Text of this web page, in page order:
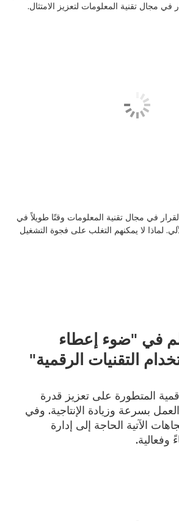
مجال تقنية المعلومات لتعزيز الامتثال.
في مجال تقنية المعلومات وقتًا طويلاً في
لماذا لا يمكنهم التغلب على فجوة التشغيل
في "ضوء إعطاء
التقنيات الرقمية"
المتطورة على تعزيز قدرة
بسرعة وزيادة الإنتاجية. وفي
الآتية الحاجة إلى إدارة
وفعالية.